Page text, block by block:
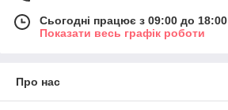
Сьогодні працює з 09:00 до 18:00
Показати весь графік роботи
Про нас